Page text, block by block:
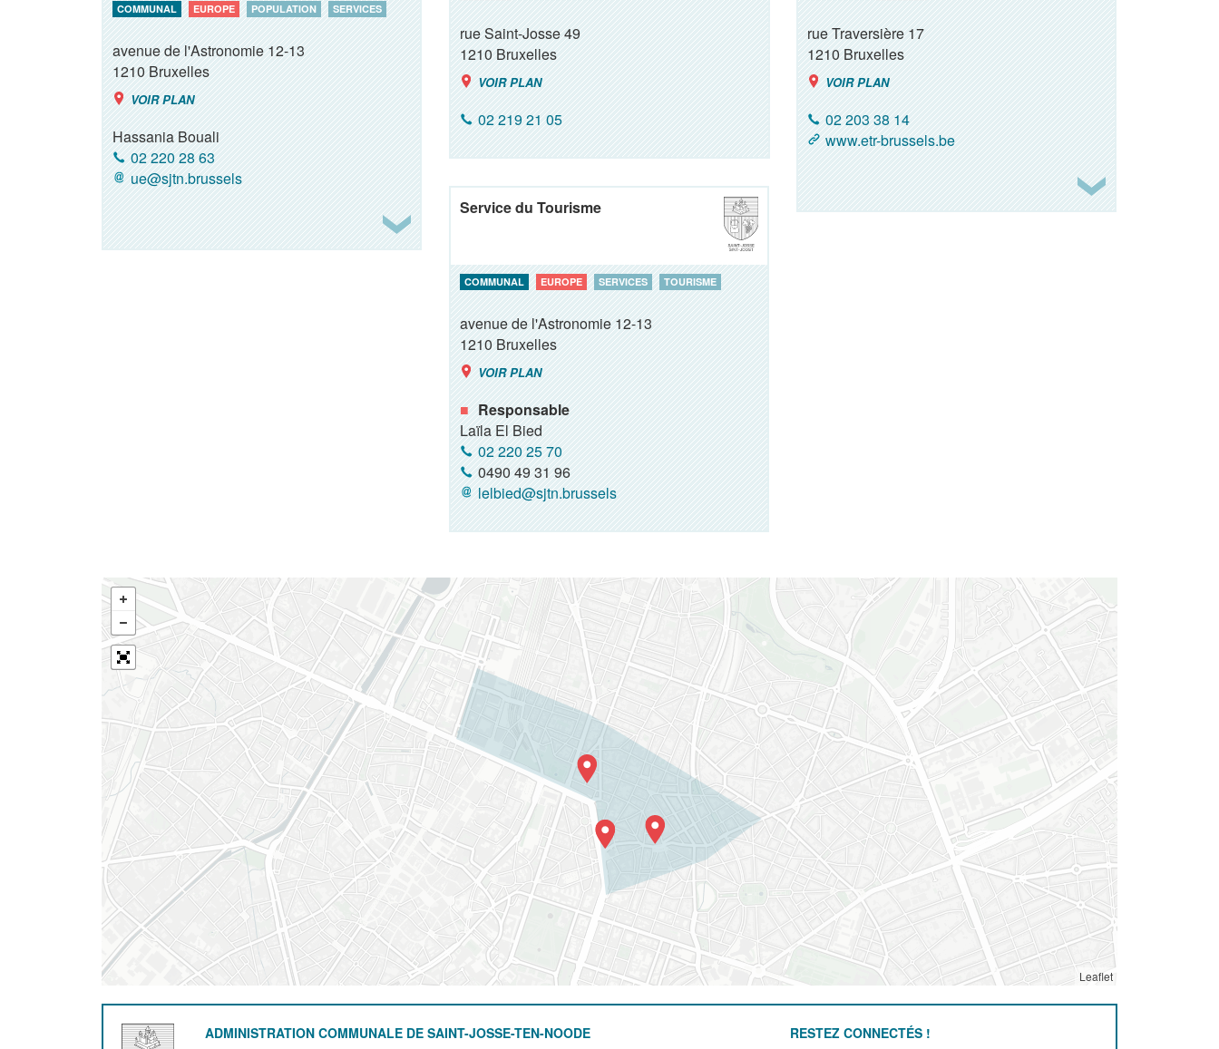
COMMUNAL EUROPE POPULATION SERVICES
avenue de l'Astronomie 12-13
1210Bruxelles
VOIR PLAN
Hassania Bouali
02 220 28 63
ue@sjtn.brussels
rue Saint-Josse 49
1210Bruxelles
VOIR PLAN
02 219 21 05
rue Traversière 17
1210Bruxelles
VOIR PLAN
02 203 38 14
www.etr-brussels.be
Service du Tourisme
COMMUNAL EUROPE SERVICES TOURISME
avenue de l'Astronomie 12-13
1210Bruxelles
VOIR PLAN
Responsable
Laïla El Bied
02 220 25 70
0490 49 31 96
lelbied@sjtn.brussels
Leaflet
ADMINISTRATION COMMUNALE DE SAINT-JOSSE-TEN-NOODE RESTEZ CONNECTÉS !